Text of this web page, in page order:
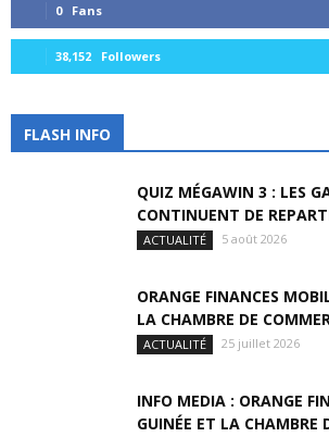
0 Fans
38,152 Followers
FLASH INFO
QUIZ MÉGAWIN 3 : LES
CONTINUENT DE
ACTUALITÉ 5 août 2026
ORANGE FINANCES
LA CHAMBRE DE
ACTUALITÉ 25 juillet 2026
INFO MEDIA : ORANGE
GUINÉE ET LA CHAMBRE